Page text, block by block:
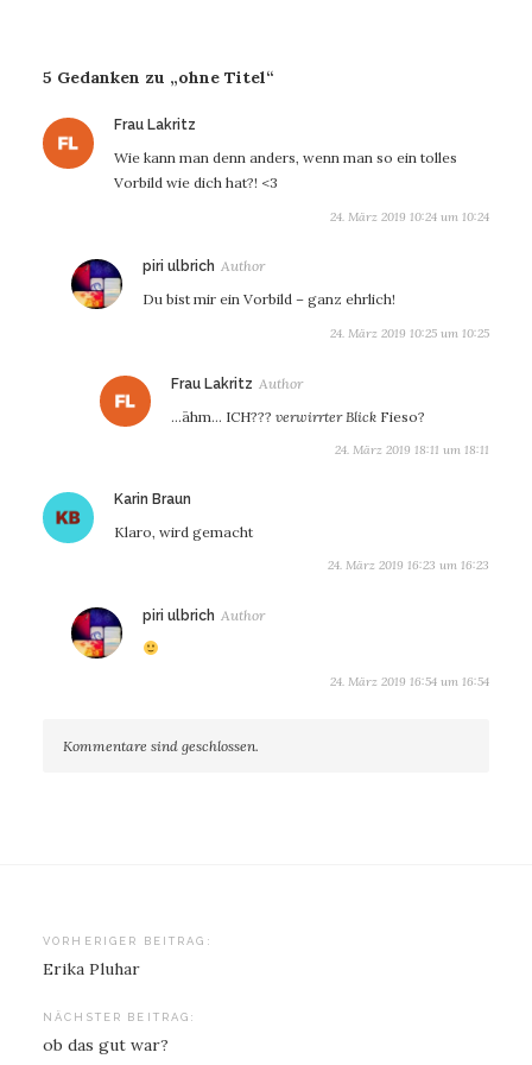
5 Gedanken zu „ohne Titel“
Frau Lakritz
Wie kann man denn anders, wenn man so ein tolles
Vorbild wie dich hat?! <3
24. März 2019 10:24 um 10:24
piri ulbrich sagt:
Du bist mir ein Vorbild – ganz ehrlich!
24. März 2019 10:25 um 10:25
Frau Lakritz sagt:
…ähm… ICH??? verwirrter Blick Fieso?
24. März 2019 18:11 um 18:11
Karin Braun
Klaro, wird gemacht
24. März 2019 16:23 um 16:23
piri ulbrich sagt:
24. März 2019 16:54 um 16:54
Kommentare sind geschlossen.
Beitragsnavigation
VORHERIGER BEITRAG:
Erika Pluhar
NÄCHSTER BEITRAG:
ob das gut war?